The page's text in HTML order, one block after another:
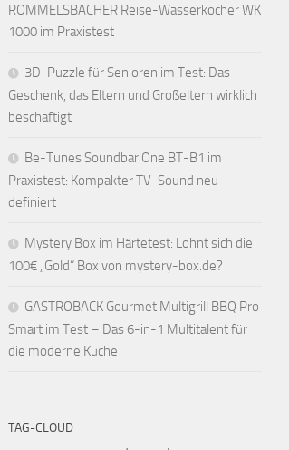
ROMMELSBACHER Reise-Wasserkocher WK
1000 im Praxistest
3D-Puzzle für Senioren im Test: Das
Geschenk, das Eltern und Großeltern wirklich
beschäftigt
Be-Tunes Soundbar One BT-B1 im
Praxistest: Kompakter TV-Sound neu
definiert
Mystery Box im Härtetest: Lohnt sich die
100€ „Gold“ Box von mystery-box.de?
GASTROBACK Gourmet Multigrill BBQ Pro
Smart im Test – Das 6-in-1 Multitalent für
die moderne Küche
TAG-CLOUD